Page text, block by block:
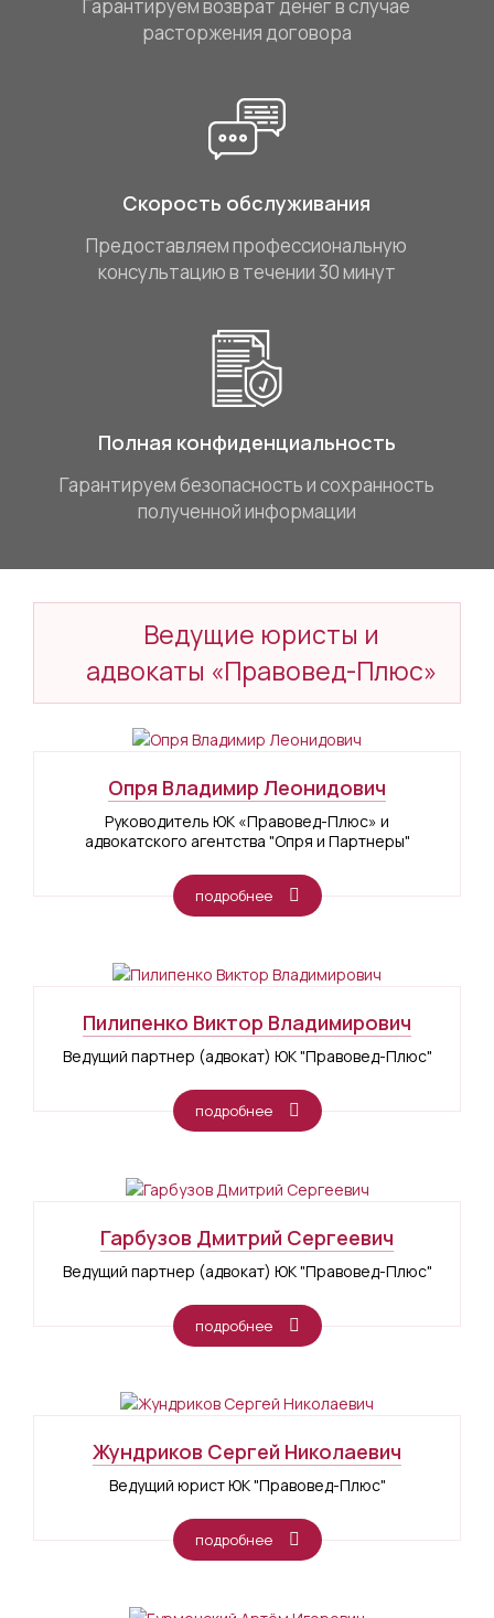
Гарантируем возврат денег в случае
расторжения договора
Скорость обслуживания
Предоставляем профессиональную
консультацию в течении 30 минут
Полная конфиденциальность
Гарантируем безопасность и сохранность
полученной информации
Ведущие юристы и
адвокаты «Правовед-Плюс»
Опря Владимир Леонидович
Руководитель ЮК «Правовед-Плюс» и
адвокатского агентства "Опря и Партнеры"
подробнее
Пилипенко Виктор Владимирович
Ведущий партнер (адвокат) ЮК "Правовед-Плюс"
подробнее
Гарбузов Дмитрий Сергеевич
Ведущий партнер (адвокат) ЮК "Правовед-Плюс"
подробнее
Жундриков Сергей Николаевич
Ведущий юрист ЮК "Правовед-Плюс"
подробнее